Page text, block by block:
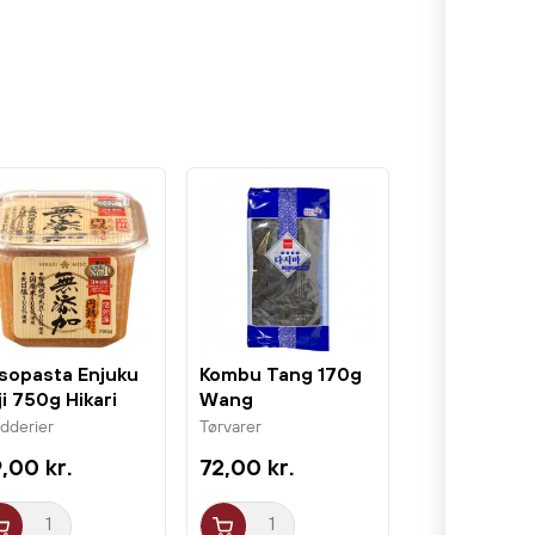
Enjuku
750g Hikari
kr.
Kombu Tang 170g
Wang
Tørvarer
72,00 kr.